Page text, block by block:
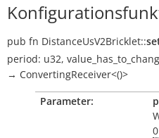
pub fn DistanceUsV2Bricklet::
period: u32,
→ ConvertingReceiver<()>
Parameter:
0